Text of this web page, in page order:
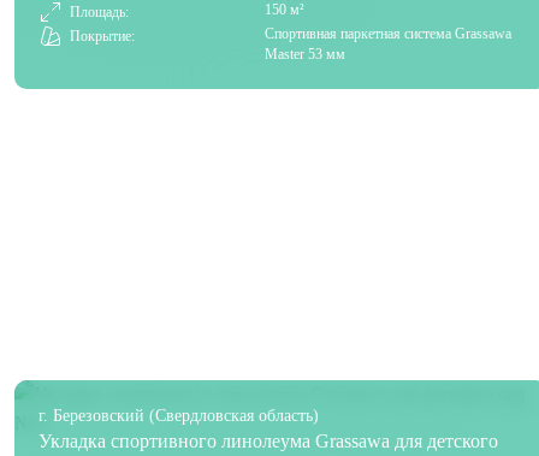
Площадь:
150 м²
Покрытие:
Спортивная паркетная система Grassawa
Master 53 мм
г. Березовский (Свердловская область)
Укладка спортивного линолеума Grassawa для детского